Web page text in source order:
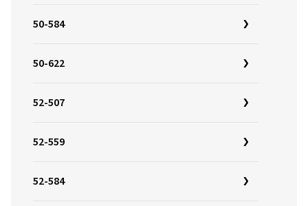
50-584
50-622
52-507
52-559
52-584